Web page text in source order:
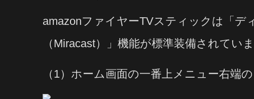
amazonファイヤーTVスティックは「デ
（Miracast）」機能が標準装備されていま
（1）ホーム画面の一番上メニュー右端の